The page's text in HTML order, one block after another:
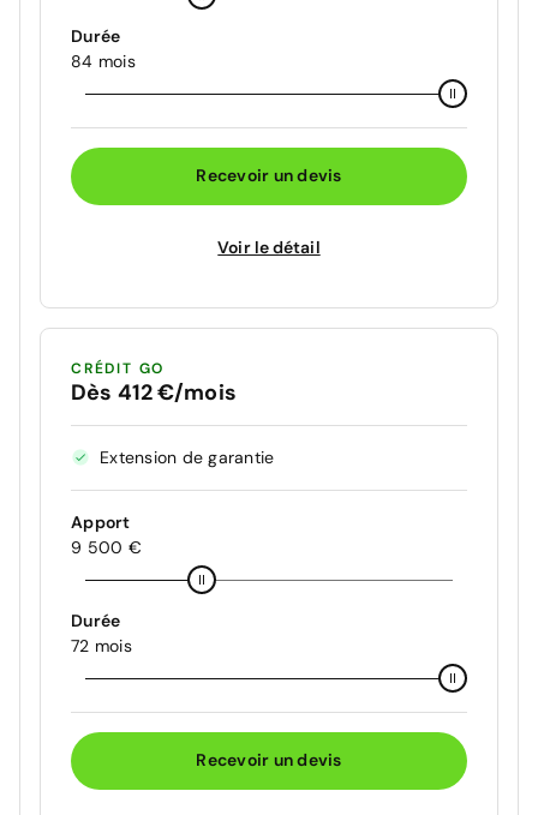
Durée
84 mois
Recevoir un devis
Voir le détail
CRÉDIT GO
Dès 412 €/mois
Extension de garantie
Apport
9 500 €
Durée
72 mois
Recevoir un devis